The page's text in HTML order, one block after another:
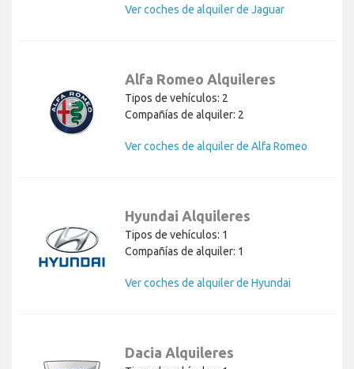
Ver coches de alquiler de Jaguar
Alfa Romeo Alquileres
Tipos de vehículos: 2
Compañías de alquiler: 2
Ver coches de alquiler de Alfa Romeo
Hyundai Alquileres
Tipos de vehículos: 1
Compañías de alquiler: 1
Ver coches de alquiler de Hyundai
Dacia Alquileres